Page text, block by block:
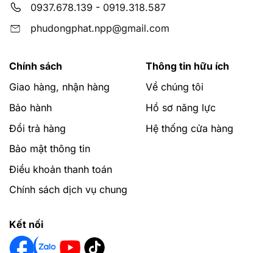
GROHE luôn có giá rẻ nhất cho khách hàng tại
TPHCM, Bình Dương.
nội thành Quận 1, 2, 3, 4, 5, 6, 7, 8, 9, 10, 11, 12, Bình
Thạnh, Phú Nhuận, Tân Bình, Thủ Đức, Bình Tân, Tân
Phú, Dĩ An (Bình Dương), các khu vực và tỉnh thành
khác sẽ hỗ trợ giao hàng tùy vào từng đơn hàng.
Mọi chi tiết xin liên hệ website:
Hotline:0919318587 và
miễn phí qua cuộc gọi hoặc zalo.
0937.678.139 - 0919.318.587
phudongphat.npp@gmail.com
Chính sách
Giao hàng, nhận hàng
Bảo hành
Đổi trả hàng
Bảo mật thông tin
Điều khoản thanh toán
Chính sách dịch vụ chung
Thông tin hữu ích
Về chúng tôi
Hồ sơ năng lực
Hệ thống cửa hàng
Kết nối